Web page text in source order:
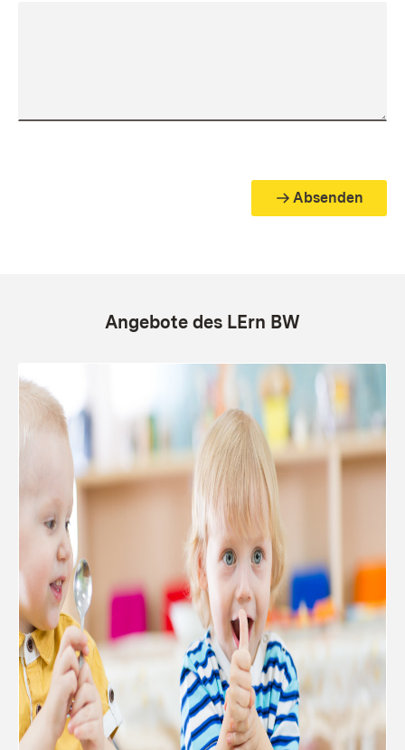
Absenden
Angebote des LErn BW